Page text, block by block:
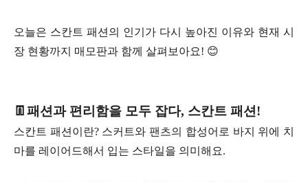
오늘은 스칸트 패션의 인기가 다시 높아진 이유와 현재 시
장 현황까지
매모판과 함께 살펴보아요! 😊
👖패션과 편리함을 모두 잡다, 스칸트 패션!
스칸트 패션이란? 스커트와 팬츠의 합성어로 바지 위에 치
마를 레이어드해서 입는 스타일을 의미해요.